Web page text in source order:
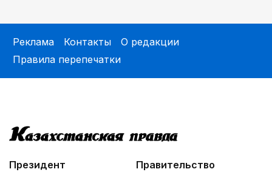
Реклама Контакты
О редакции
Правила перепечатки
Президент
Правительство